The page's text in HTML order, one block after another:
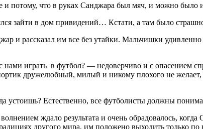
что в руках Санджара был мяч, и можно было
в дом привидений… Кстати, а там было страшно?
им все без утайки. Мальчишки удивленно
играть в футбол? — недоверчиво и с опасением
дружелюбный, милый и никому плохого не
Естественно, все футболисты должны
ждало результата и очень обрадовалось,
другого мира, им положено выходить только